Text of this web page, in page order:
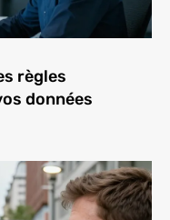
règles
données